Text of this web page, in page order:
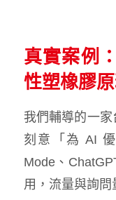
真實案例
性塑橡膠
我們輔導的一
刻意「為 AI
Mode、
用，流量與詢問